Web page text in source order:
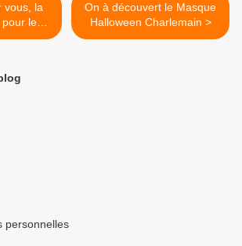
les
On à découvert le Masque
Halloween Charlemain >
personnelles